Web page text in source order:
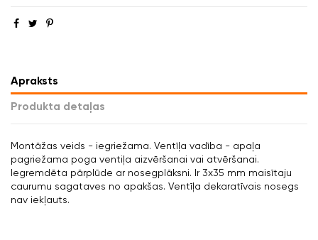
Apraksts
Produkta detaļas
Montāžas veids - iegriežama. Ventīļa vadība - apaļa
pagriežama poga ventiļa aizvēršanai vai atvēršanai.
Iegremdēta pārplūde ar nosegplāksni. Ir 3x35 mm maisītaju
caurumu sagataves no apakšas. Ventīļa dekaratīvais nosegs
nav iekļauts.